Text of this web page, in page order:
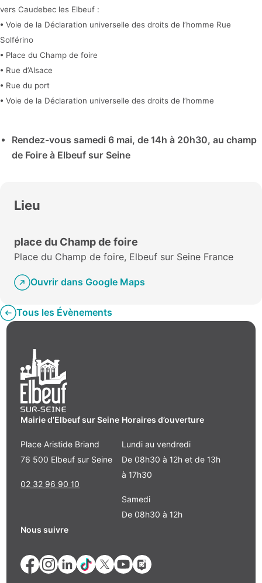
vers Caudebec les Elbeuf :
• Voie de la Déclaration universelle des droits de l’homme Rue
Solférino
• Place du Champ de foire
• Rue d’Alsace
• Rue du port
• Voie de la Déclaration universelle des droits de l’homme
Rendez-vous samedi 6 mai, de 14h à 20h30, au champ
de Foire à Elbeuf sur Seine
Lieu
place du Champ de foire
Place du Champ de foire, Elbeuf sur Seine France
Ouvrir dans Google Maps
Tous les Évènements
Mairie d’Elbeuf sur Seine
Place Aristide Briand
76 500 Elbeuf sur Seine
02 32 96 90 10
Horaires d’ouverture
Lundi au vendredi
De 08h30 à 12h et de 13h
à 17h30
Samedi
De 08h30 à 12h
Nous suivre